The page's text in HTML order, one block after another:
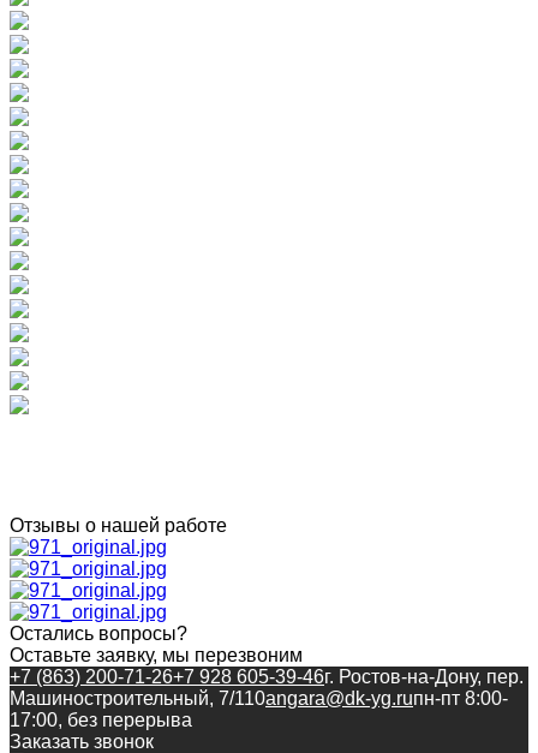
Отзывы о нашей работе
Остались вопросы?
Оставьте заявку, мы перезвоним
+7 (863) 200-71-26+7 928 605-39-46г. Ростов-на-Дону, пер.
Машиностроительный, 7/110angara@dk-yg.ruпн-пт 8:00-
17:00, без перерыва
Заказать звонок